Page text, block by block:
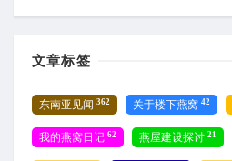
文章标签
东南亚见闻 362 关于楼下燕窝 42
我的燕窝日记 62 燕屋建设探讨 21